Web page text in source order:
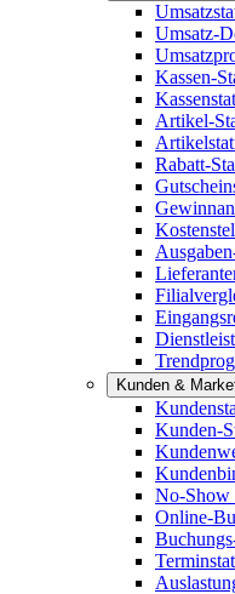
Umsatz-
Kassen-
Artikel-
Rabatt-
Kunden &
Kunden-
No-Show
Online-